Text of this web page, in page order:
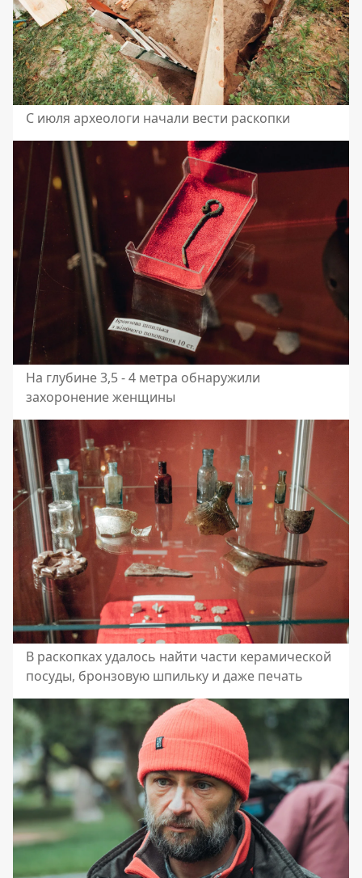
С июля археологи начали вести раскопки
На глубине 3,5 - 4 метра обнаружили
захоронение женщины
В раскопках удалось найти части керамической
посуды, бронзовую шпильку и даже печать